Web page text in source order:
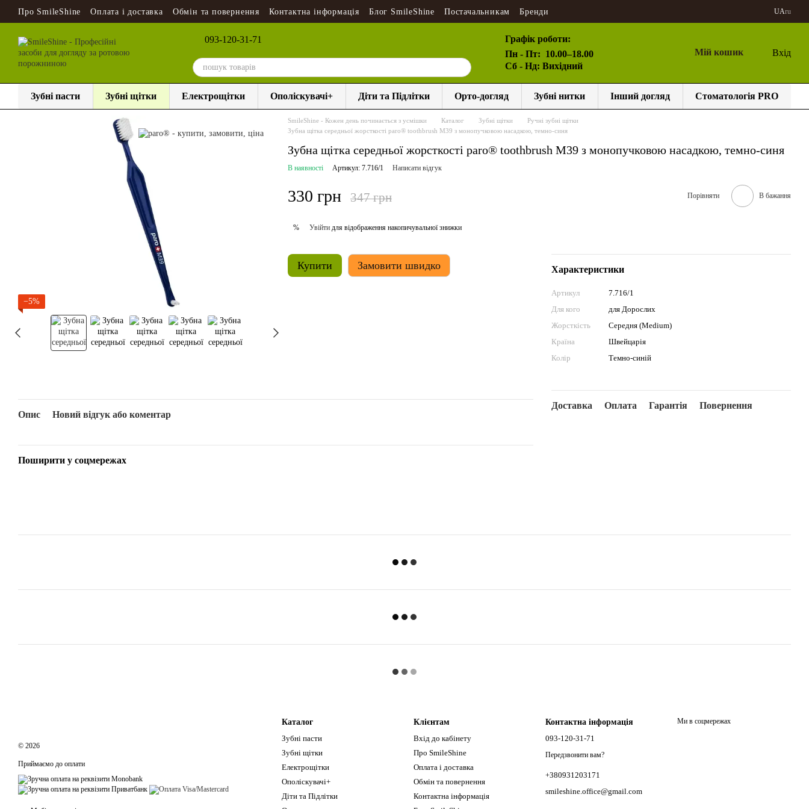
Перейти до основного контенту
Про SmileShine Оплата і доставка Обмін та повернення Контактна інформація Блог SmileShine Постачальникам Бренди UAru
093-120-31-71
Графік роботи:
Пн - Пт: 10.00–18.00
Сб - Нд: Вихідний
Мій кошик Вхід
Зубні пасти Зубні щітки Електрощітки Ополіскувачі+ Діти та Підлітки Орто-догляд Зубні нитки Інший догляд Стоматологія PRO
−5%
SmileShine - Кожен день починається з усмішки Каталог Зубні щітки
Ручні зубні щітки
Зубна щітка середньої жорсткості paro® toothbrush M39 з монопучковою насадкою, темно-синя
Зубна щітка середньої жорсткості paro® toothbrush M39 з монопучковою насадкою, темно-синя
В наявності Артикул: 7.716/1 Написати відгук
330 грн 347 грн Порівняти В бажання
% Увійти для відображення накопичувальної знижки
Купити Замовити швидко Характеристики
Артикул
7.716/1
Для кого
для Дорослих
Жорсткість
Середня (Medium)
Країна
Швейцарія
Колір
Темно-синій
Доставка Оплата Гарантія
Повернення
Опис
Новий відгук або коментар
Поширити у соцмережах
© 2026
Приймаємо до оплати
Каталог
Зубні пасти
Зубні щітки
Електрощітки
Ополіскувачі+
Діти та Підлітки
Клієнтам
Вхід до кабінету
Про SmileShine
Оплата і доставка
Обмін та повернення
Контактна інформація
Контактна інформація
093-120-31-71
Передзвонити вам?
+380931203171
smileshine.office@gmail.com
Ми в соцмережах